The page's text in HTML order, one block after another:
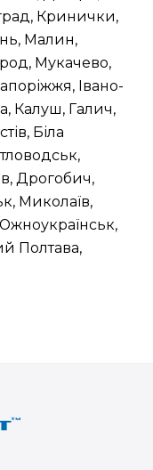
Кринички,
Малин,
Мукачево,
Івано-
Калуш, Галич,
Біла
Дрогобич,
Миколаїв,
Полтава,